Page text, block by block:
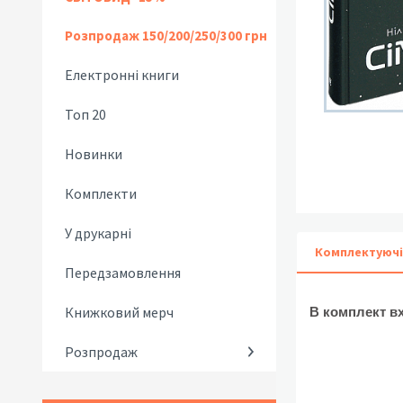
Розпродаж 150/200/250/300 грн
Електронні книги
Топ 20
Новинки
Комплекти
У друкарні
Передзамовлення
Книжковий мерч
Розпродаж
Комплектуючі
В комплект